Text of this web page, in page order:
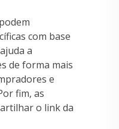
com base
a
de forma mais
e
fim, as
o link da